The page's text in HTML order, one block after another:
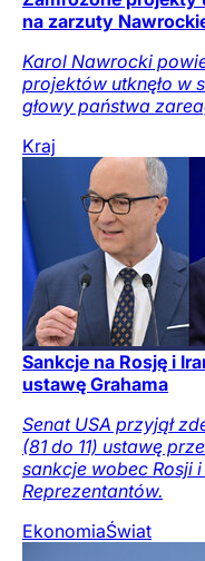
na zarzuty
Karol Nawrocki
projektów utknęło w
głowy państwa
Kraj
Sankcje na Rosję i
ustawę Grahama
Senat USA przyjął
(81 do 11) ustawę
sankcje wobec Rosji
Reprezentantów.
EkonomiaŚwiat